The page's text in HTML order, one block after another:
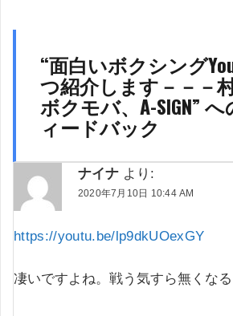
“面白いボクシング
つ紹介します－－－村
ボクモバ、A-SIGN”
ィードバック
ナイナ より:
2020年7月10日 10:44 AM
https://youtu.be/lp9dkUOexGY
凄いですよね。戦う気すら無くなる